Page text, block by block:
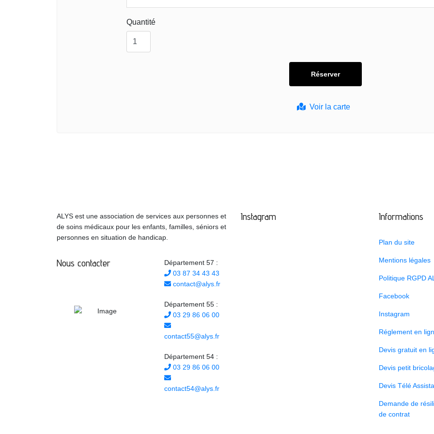
Voir la carte
Quantité
ALYS est une association de services aux personnes et
de soins médicaux pour les enfants, familles, séniors et
personnes en situation de handicap.
Nous contacter
Département 57 :
03 87 34 43 43
contact@alys.fr
Département 55 :
03 29 86 06 00
contact55@alys.fr
Département 54 :
03 29 86 06 00
contact54@alys.fr
Instagram Informations
Plan du site
Mentions légales
Politique RGPD
Facebook
Instagram
Réglement en
Devis gratuit en
Devis petit
Devis Télé
Demande de
de contrat